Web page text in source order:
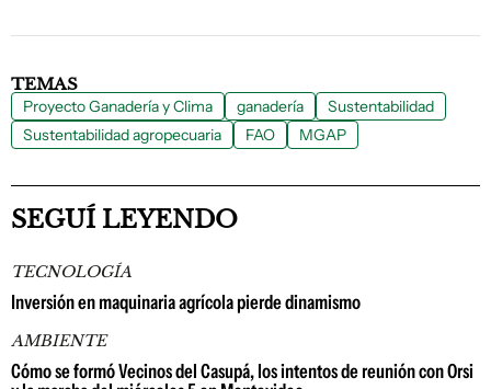
TEMAS
Proyecto Ganadería y Clima ganadería
Sustentabilidad
Sustentabilidad agropecuaria
FAO MGAP
SEGUÍ LEYENDO
TECNOLOGÍA
Inversión en maquinaria agrícola pierde dinamismo
AMBIENTE
Cómo se formó Vecinos del Casupá, los intentos de reunión con Orsi